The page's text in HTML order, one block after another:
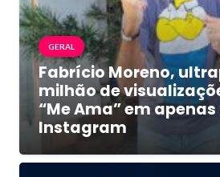
GERAL
Fabrício Moreno,
milhão de
“Me Ama” em
Instagram